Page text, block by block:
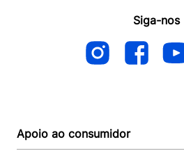
Siga-nos
Apoio ao consumidor